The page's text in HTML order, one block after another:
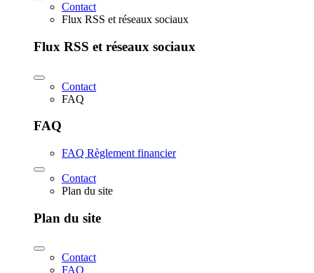
Contact
Flux RSS et réseaux sociaux
Flux RSS et réseaux sociaux
Contact
FAQ
FAQ
FAQ Règlement financier
Contact
Plan du site
Plan du site
Contact
FAQ